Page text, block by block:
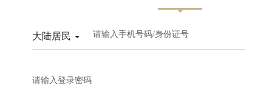
请输入手机号码/身份证号
大陆居民
请输入登录密码